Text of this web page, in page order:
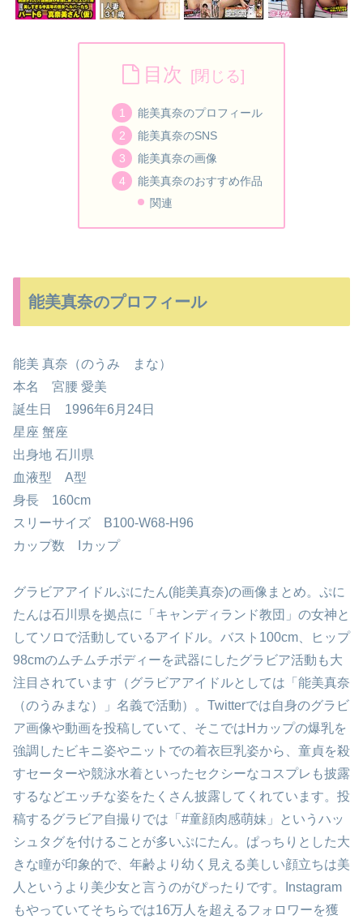
目次
能美真奈のプロフィール
能美真奈のSNS
能美真奈の画像
能美真奈のおすすめ作品
関連
能美真奈のプロフィール
能美 真奈（のうみ まな）
本名 宮腰 愛美
誕生日 1996年6月24日
星座 蟹座
出身地 石川県
血液型 A型
身長 160cm
スリーサイズ B100-W68-H96
カップ数 Iカップ
グラビアアイドルぷにたん(能美真奈)の画像まとめ。ぷに
たんは石川県を拠点に「キャンディランド教団」の女神と
してソロで活動しているアイドル。バスト100cm、ヒップ
98cmのムチムチボディーを武器にしたグラビア活動も大
注目されています（グラビアアイドルとしては「能美真奈
（のうみまな）」名義で活動）。Twitterでは自身のグラビ
ア画像や動画を投稿していて、そこではHカップの爆乳を
強調したビキニ姿やニットでの着衣巨乳姿から、童貞を殺
すセーターや競泳水着といったセクシーなコスプレも披露
するなどエッチな姿をたくさん披露してくれています。投
稿するグラビア自撮りでは「#童顔肉感萌妹」というハッ
シュタグを付けることが多いぷにたん。ぱっちりとした大
きな瞳が印象的で、年齢より幼く見える美しい顔立ちは美
人というより美少女と言うのがぴったりです。Instagram
もやっていてそちらでは16万人を超えるフォロワーを獲